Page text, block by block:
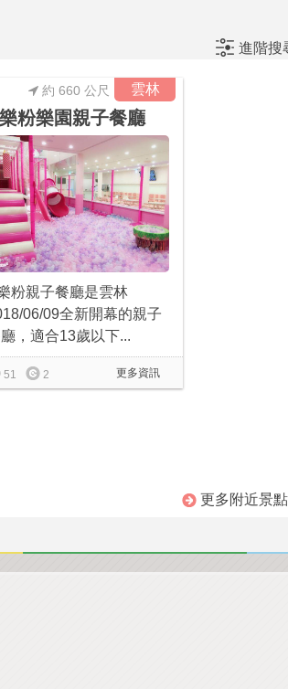
進階搜
雲林
約 660 公尺
粉樂園親子餐廳
粉親子餐廳是雲林
06/09全新開幕的親子
，適合13歲以下...
更多資訊
51 2
更多附近景點